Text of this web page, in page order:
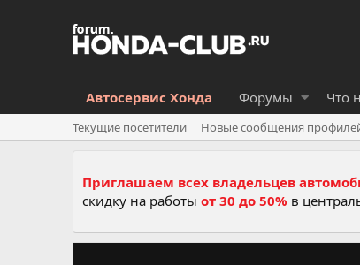
Автосервис Хонда Форумы Что
Текущие посетители Новые сообщения
Приглашаем всех владельцев
скидку на работы от 30 до 50% в